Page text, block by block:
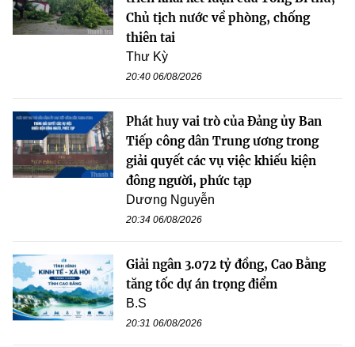
Chủ tịch nước về phòng, chống
thiên tai
Thư Kỳ
20:40 06/08/2026
Phát huy vai trò của Đảng ủy Ban
Tiếp công dân Trung ương trong
giải quyết các vụ việc khiếu kiện
đông người, phức tạp
Dương Nguyễn
20:34 06/08/2026
Giải ngân 3.072 tỷ đồng, Cao Bằng
tăng tốc dự án trọng điểm
B.S
20:31 06/08/2026